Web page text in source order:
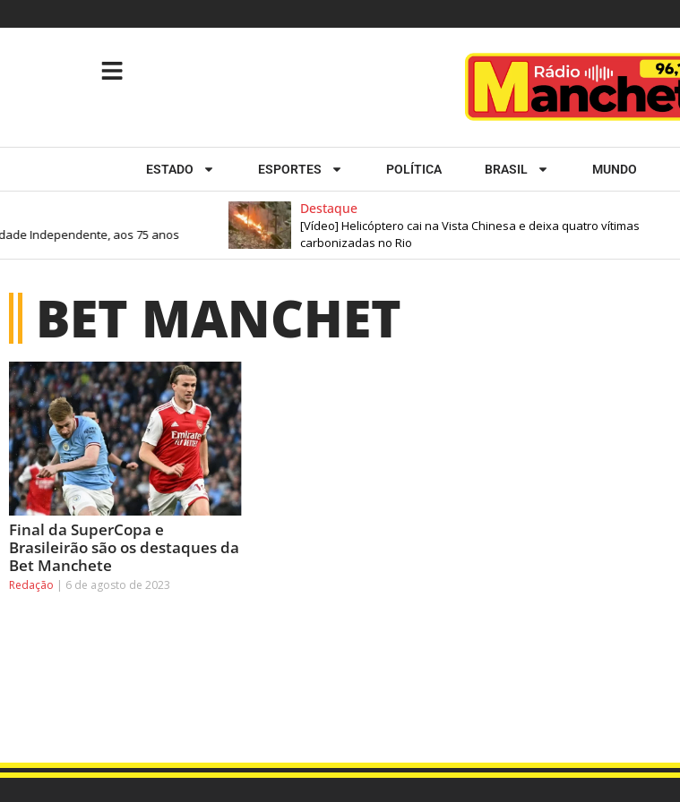
ESTADO ESPORTES POLÍTICA BRASIL MUNDO
Destaque
[Vídeo] Helicóptero cai na Vista Chinesa e deixa quatro vítimas
carbonizadas no Rio
Independente, aos 75 anos
BET MANCHET
Final da SuperCopa e
Brasileirão são os destaques da
Bet Manchete
Redação 6 de agosto de 2023